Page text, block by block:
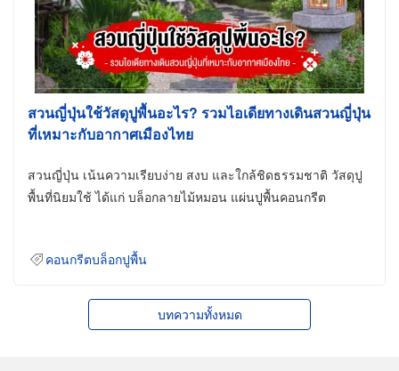
สวนญี่ปุ่นใช้วัสดุปูพื้นอะไร? รวมไอเดียทางเดินสวนญี่ปุ่น
ที่เหมาะกับอากาศเมืองไทย
สวนญี่ปุ่น เน้นความเรียบง่าย สงบ และใกล้ชิดธรรมชาติ วัสดุปู
พื้นที่นิยมใช้ ได้แก่ บล็อกลายไม้หมอน แผ่นปูพื้นคอนกรีต
คอนกรีตบล็อกปูพื้น
บทความทั้งหมด